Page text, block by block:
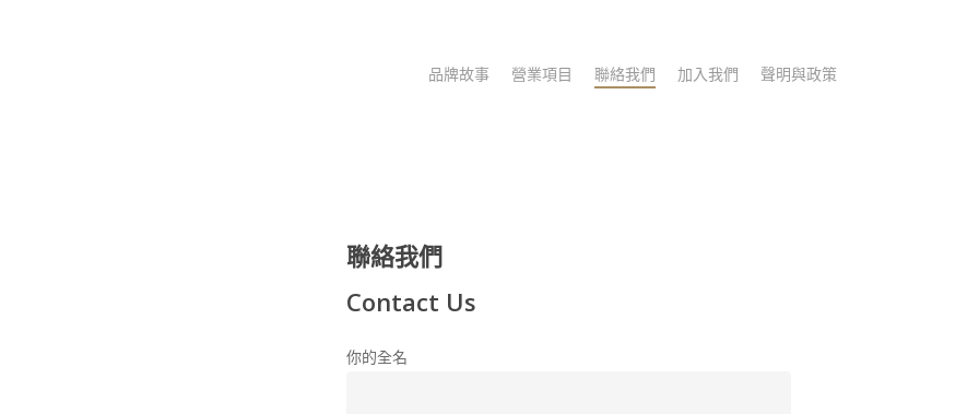
品牌故事 營業項目 聯絡我們 加入我們 聲明與政策
聯絡我們
Contact Us
你的全名